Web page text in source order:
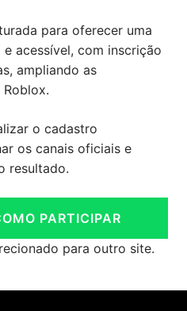
para oferecer uma
acessível, com inscrição
ampliando as
o cadastro
os canais oficiais e
resultado.
PARTICIPAR
para outro site.